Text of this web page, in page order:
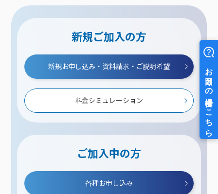
新規ご加入の方
新規お申し込み・資料請求・ご説明希望
料金シミュレーション
ご加入中の方
各種お申し込み